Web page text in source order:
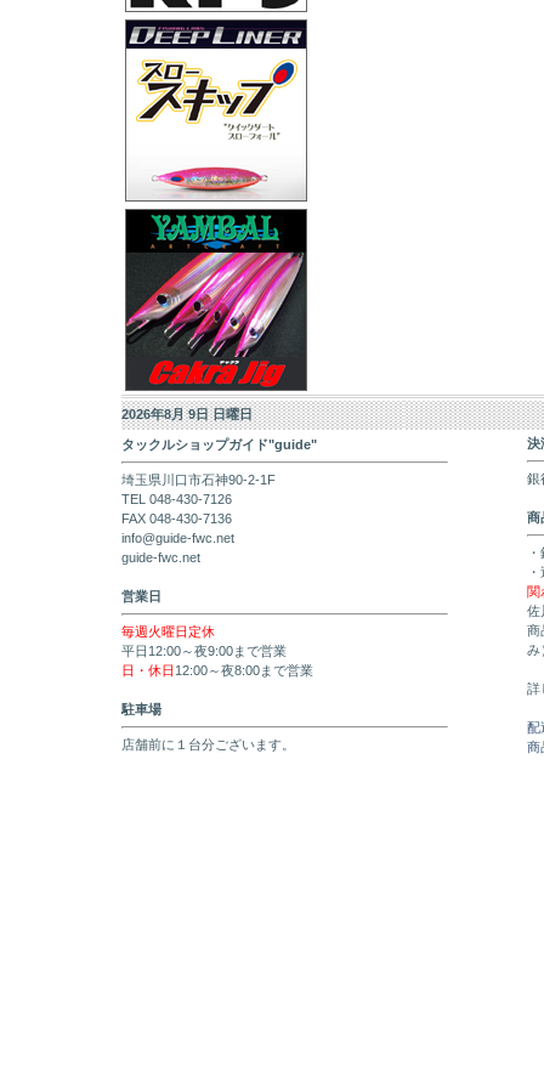
2026年8月 9日 日曜日
タックルショップガイド"guide"
埼玉県川口市石神90-2-1F
TEL 048-430-7126
FAX 048-430-7136
info@guide-fwc.net
guide-fwc.net
営業日
毎週火曜日定休
平日12:00～夜9:00まで営業
日・休日 12:00～夜8:00まで営業
駐車場
店舗前に１台分ございます。
決
銀
商
関
佐
商
み
詳
配
商